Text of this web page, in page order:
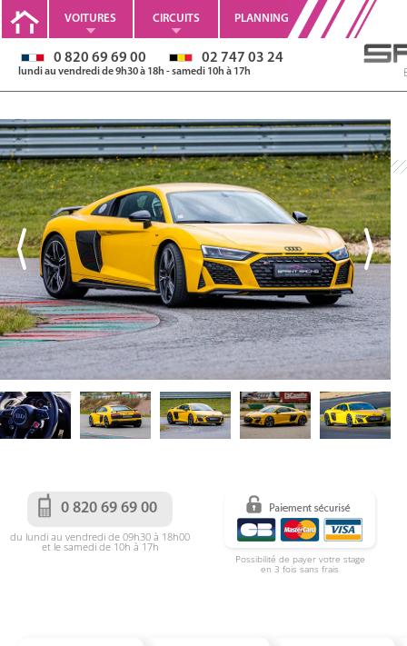
VOITURES CIRCUITS PLANNING
0 820 69 69 00 02 747 03 24
lundi au vendredi de 9h30 à 18h - samedi 10h à 17h
0 820 69 69 00
du lundi au vendredi de 09h30 à 18h00
et le samedi de 10h à 17h
Possibilité de payer votre stage
en 3 fois sans frais